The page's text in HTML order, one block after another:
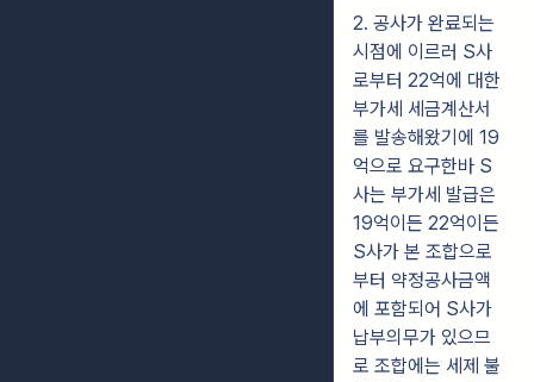
2. 공사가 완료되는
시점에 이르러 S사
로부터 22억에 대한
부가세 세금계산서
를 발송해왔기에 19
억으로 요구한바 S
사는 부가세 발급은
19억이든 22억이든
S사가 본 조합으로
부터 약정공사금액
에 포함되어 S사가
납부의무가 있으므
로 조합에는 세제 불